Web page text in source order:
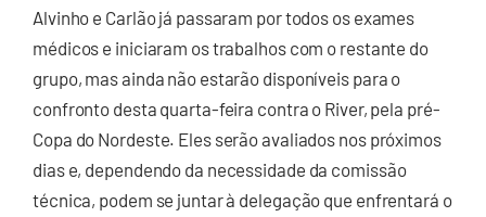
Alvinho e Carlão já passaram por todos os exames
médicos e iniciaram os trabalhos com o restante do
grupo, mas ainda não estarão disponíveis para o
confronto desta quarta-feira contra o River, pela pré-
Copa do Nordeste. Eles serão avaliados nos próximos
dias e, dependendo da necessidade da comissão
técnica, podem se juntar à delegação que enfrentará o